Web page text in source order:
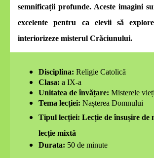
semnificații profunde. Aceste imagini
excelente pentru ca elevii să
interiorizeze misterul Crăciunului.
Disciplina: Religie Catolică
Clasa: a IX-a
Unitatea de învățare: Misterele
Tema lecției: Nașterea Domnului
Tipul lecției: Lecție de însușire de
lecție mixtă
Durata: 50 de minute